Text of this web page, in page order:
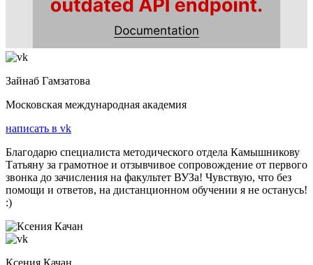
Зайнаб Гамзатова
Московская международная академия
написать в vk
Благодарю специалиста методического отдела Камышникову
Татьяну за грамотное и отзывчивое сопровождение от первого
звонка до зачисления на факультет ВУЗа! Чувствую, что без
помощи и ответов, на дистанционном обучении я не останусь!
:)
Ксения Качан